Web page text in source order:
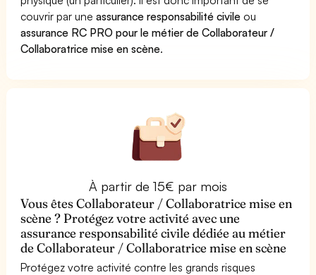
couvrir par uneassurance responsabilité civile ou
assurance RC PRO pour le métier de Collaborateur /
Collaboratrice mise en scène.
À partir de 15€ par mois
Vous êtes Collaborateur / Collaboratrice mise en
scène ? Protégez votre activité avec une
assurance responsabilité civile dédiée au métier
de Collaborateur / Collaboratrice mise en scène
Protégez votre activité contre les grands risques